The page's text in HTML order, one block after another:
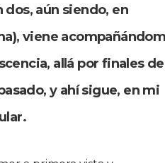
dos, aún siendo, en
viene
allá por finales de
y ahí sigue, en mi